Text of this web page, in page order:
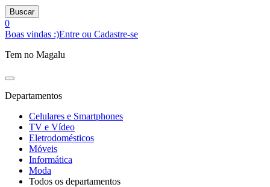
Buscar
0
Boas vindas :)Entre ou Cadastre-se
Tem no Magalu
Departamentos
Celulares e Smartphones
TV e Vídeo
Eletrodomésticos
Móveis
Informática
Moda
Todos os departamentos